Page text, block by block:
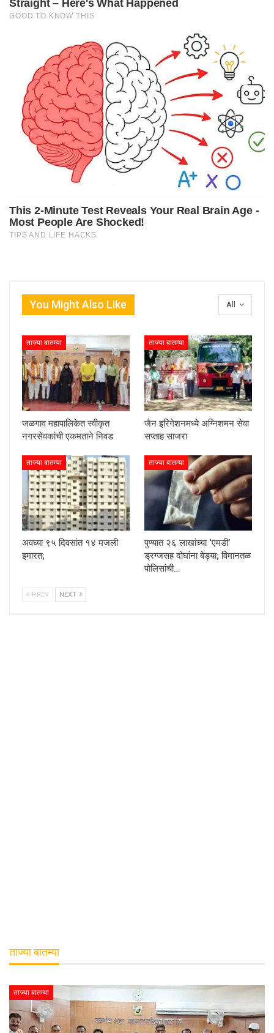
All
You Might Also Like
ताज्या बातम्या
जळगाव महापालिकेत स्वीकृत
नगरसेवकांची एकमताने निवड
ताज्या बातम्या
जैन इरिगेशनमध्ये अग्निशमन सेवा
सप्ताह साजरा
ताज्या बातम्या
अवघ्या ९५ दिवसांत १४ मजली
इमारत;
ताज्या बातम्या
पुण्यात २६ लाखांच्या ‘एमडी’
ड्रग्जसह दोघांना बेड्या; विमानतळ
पोलिसांची…
PREV NEXT
ताज्या बातम्या
ताज्या बातम्या